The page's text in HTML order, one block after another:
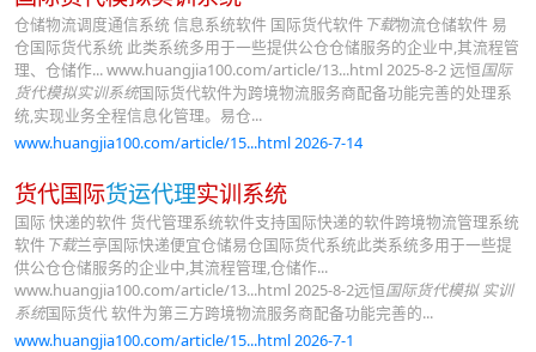
仓储物流调度通信系统 信息系统软件 国际货代软件 下载物流仓储软件 易
仓国际货代系统 此类系统多用于一些提供公仓仓储服务的企业中,其流程管
理、仓储作... www.huangjia100.com/article/13...html 2025-8-2 远恒国际
货代模拟实训系统国际货代软件为跨境物流服务商配备功能完善的处理系
统,实现业务全程信息化管理。易仓...
www.huangjia100.com/article/15...html 2026-7-14
货代国际货运代理实训系统
国际 快递的软件 货代管理系统软件支持国际快递的软件跨境物流管理系统
软件 下载兰亭国际快递便宜仓储易仓国际货代系统此类系统多用于一些提
供公仓仓储服务的企业中,其流程管理,仓储作...
www.huangjia100.com/article/13...html 2025-8-2远恒国际货代模拟 实训
系统国际货代 软件为第三方跨境物流服务商配备功能完善的...
www.huangjia100.com/article/15...html 2026-7-1